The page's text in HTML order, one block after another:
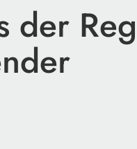
der